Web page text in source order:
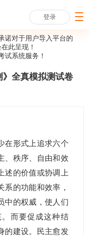
登录
诺对于用户导入平台的
此呈现！
试系统服务！
》全真模拟测试卷
在形式上追求六个
、秩序、自由和效
述的价值或协调上
系的功能和效率，
中的权威，使人们
而要促成这种结
的建设。民主愈发